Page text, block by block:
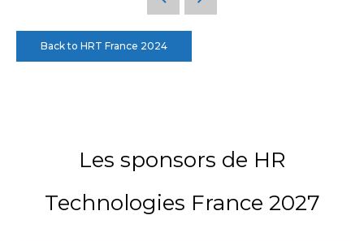
Back to HRT France 2024
Les sponsors de HR
Technologies France 2027